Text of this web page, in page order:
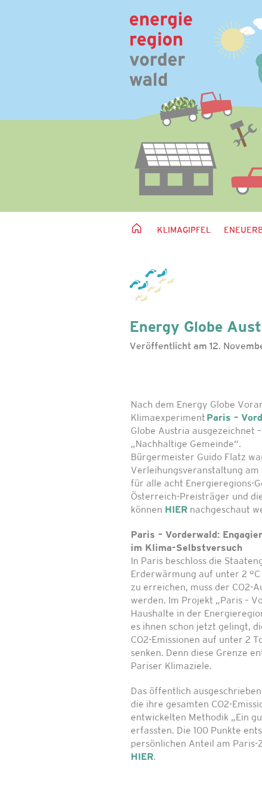
KLIMAGIPFEL
Energy Globe
Veröffentlicht am 12.
Nach dem Energy Globe
Klimaexperiment Paris –
Globe Austria ausgezeichnet
„Nachhaltige Gemeinde“.
Bürgermeister Guido Flatz
Verleihungsveranstaltung
für alle acht Energieregions-
Österreich-Preisträger und
können HIER nachgeschaut
Paris – Vorderwald:
im Klima-Selbstversuch
In Paris beschloss die
Erderwärmung auf unter 2 °C
zu erreichen, muss der CO2-
werden. Im Projekt „Paris –
Haushalte in der
es ihnen schon jetzt gelingt,
CO2-Emissionen auf unter 2
senken. Denn diese Grenze
Pariser Klimaziele.
Das öffentlich
die ihre gesamten CO2-
entwickelten Methodik „Ein
erfassten. Die 100 Punkte
persönlichen Anteil am
HIER.